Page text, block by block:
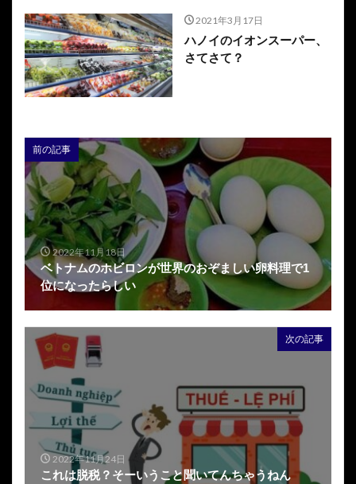
2021年3月17日
ハノイのイオンスーパー、
さてさて？
前の記事
2022年11月18日
ベトナムのホビロンが世界のおぞましい卵料理で1
位になったらしい
次の記事
2022年11月24日
これは脱税？そーいうこと聞いてんちゃうねん